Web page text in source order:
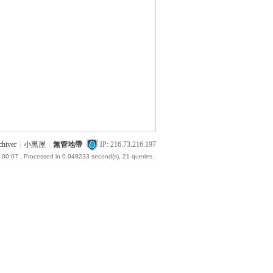
小黑屋 無管地帶 IP: 216.73.216.197
00:07 , Processed in 0.048233 second(s), 21 queries .